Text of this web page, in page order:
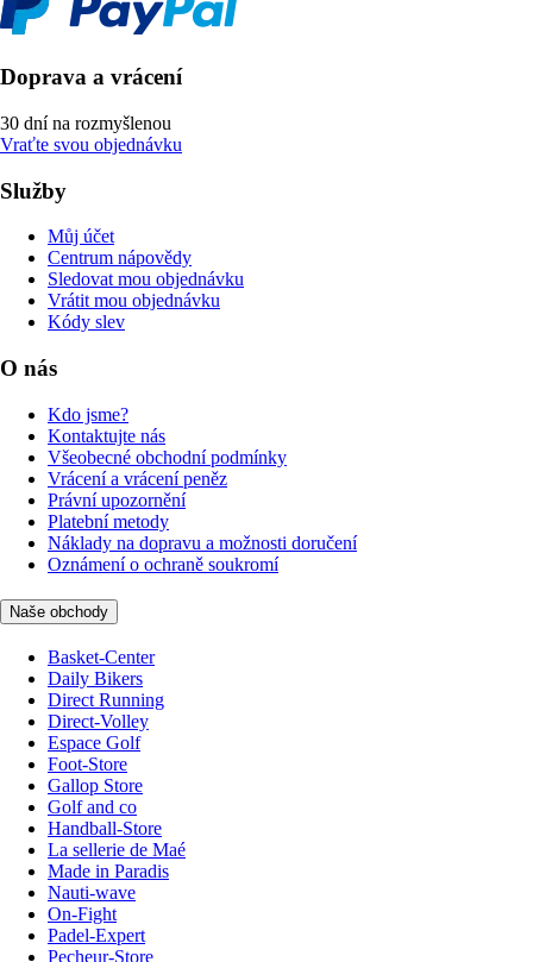
Doprava a vrácení
30 dní na rozmyšlenou
Vraťte svou objednávku
Služby
Můj účet
Centrum nápovědy
Sledovat mou objednávku
Vrátit mou objednávku
Kódy slev
O nás
Kdo jsme?
Kontaktujte nás
Všeobecné obchodní podmínky
Vrácení a vrácení peněz
Právní upozornění
Platební metody
Náklady na dopravu a možnosti doručení
Oznámení o ochraně soukromí
Naše obchody
Basket-Center
Daily Bikers
Direct Running
Direct-Volley
Espace Golf
Foot-Store
Gallop Store
Golf and co
Handball-Store
La sellerie de Maé
Made in Paradis
Nauti-wave
On-Fight
Padel-Expert
Pecheur-Store